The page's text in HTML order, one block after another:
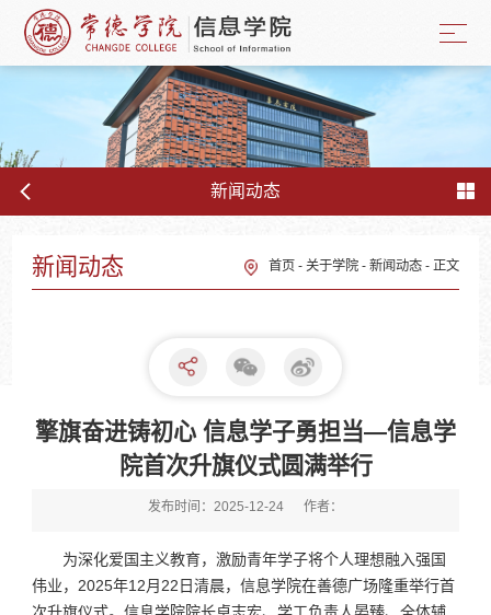
新闻动态
新闻动态 首页 -关于学院 -新闻动态 - 正文
擎旗奋进铸初心 信息学子勇担当—信息学
院首次升旗仪式圆满举行
发布时间：2025-12-24 作者：
为深化爱国主义教育，激励青年学子将个人理想融入强国
伟业，2025年12月22日清晨，信息学院在善德广场隆重举行首
次升旗仪式。信息学院院长卓志宏、学工负责人晏臻、全体辅